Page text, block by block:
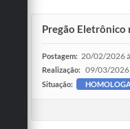
Pregão Eletrônico
Postagem: 20/02/2026
Realização: 09/03/2026
Situação: